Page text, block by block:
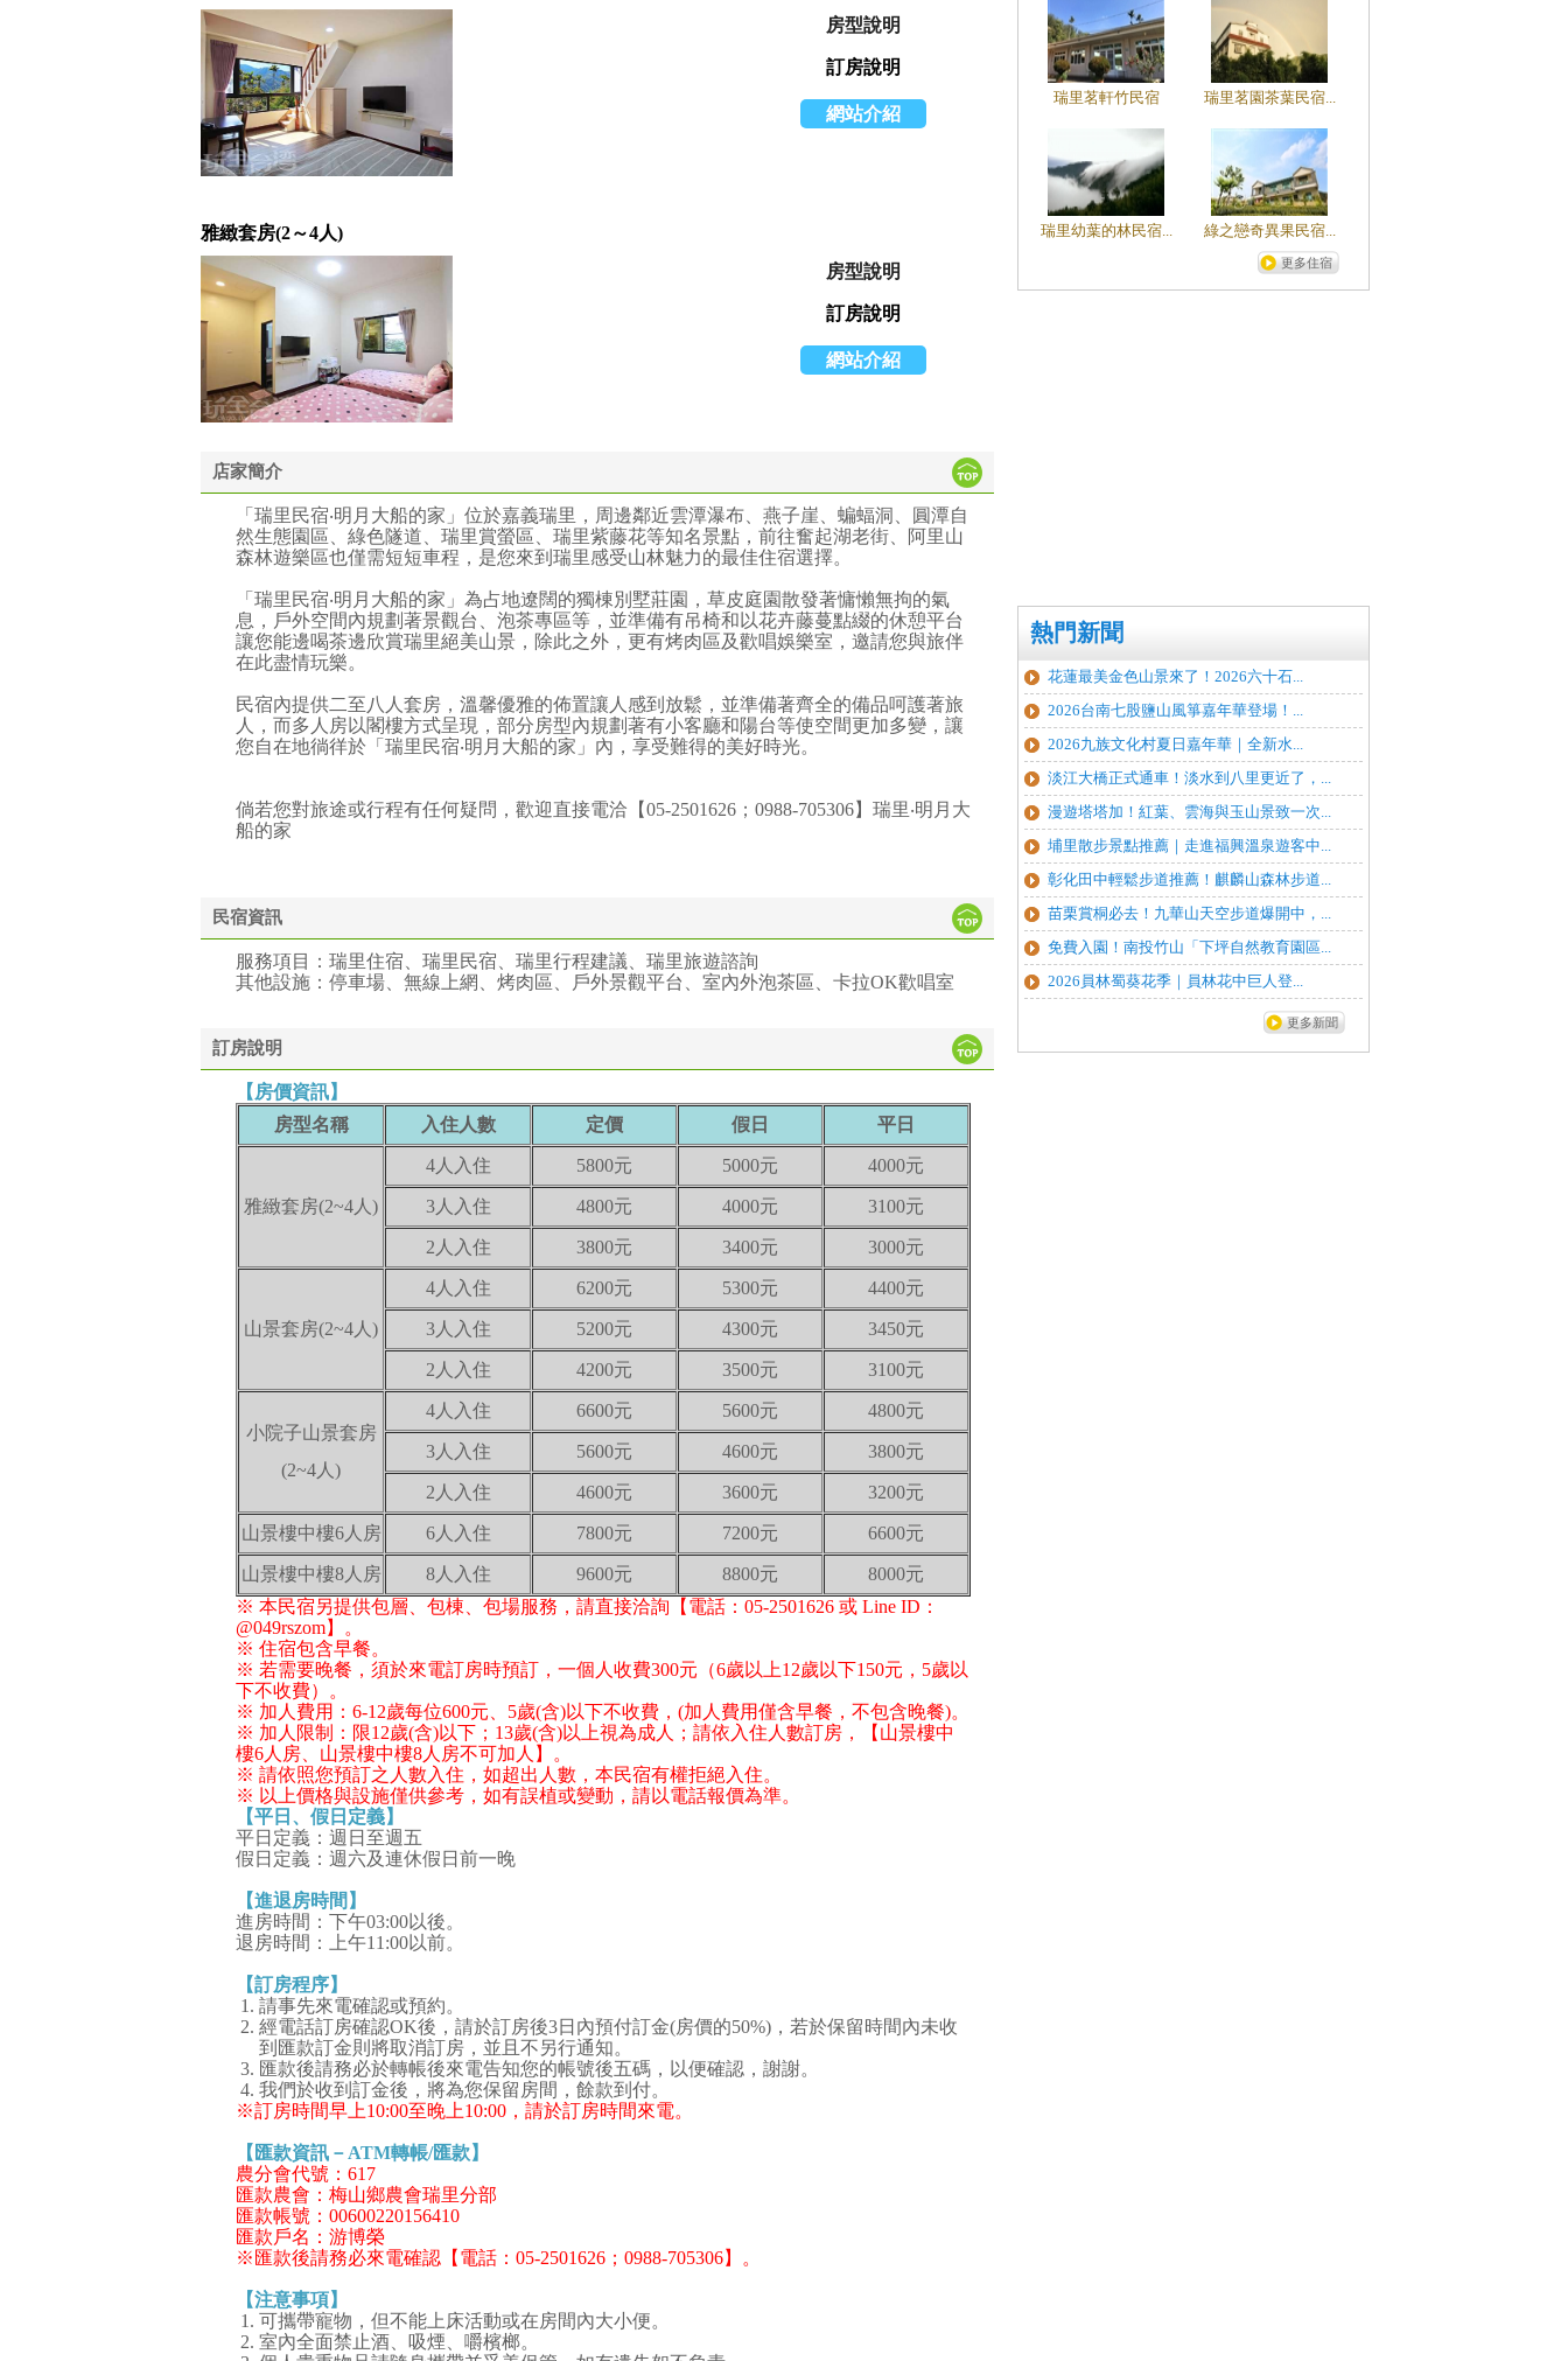
瑞里茗軒竹民宿 瑞里茗園茶葉民宿...
瑞里幼葉的林民宿... 綠之戀奇異果民宿...
更多住宿
熱門新聞
花蓮最美金色山景來了！2026六十石...
2026台南七股鹽山風箏嘉年華登場！...
2026九族文化村夏日嘉年華｜全新水...
淡江大橋正式通車！淡水到八里更近了，...
漫遊塔塔加！紅葉、雲海與玉山景致一次...
埔里散步景點推薦｜走進福興溫泉遊客中...
彰化田中輕鬆步道推薦！麒麟山森林步道...
苗栗賞桐必去！九華山天空步道爆開中，...
免費入園！南投竹山「下坪自然教育園區...
2026員林蜀葵花季｜員林花中巨人登...
更多新聞
房型說明
訂房說明
網站介紹
雅緻套房(2～4人)
房型說明
訂房說明
網站介紹
店家簡介
「瑞里民宿‧明月大船的家」位於嘉義瑞里，周邊鄰近雲潭瀑布、燕子崖、蝙蝠洞、圓潭自
然生態園區、綠色隧道、瑞里賞螢區、瑞里紫藤花等知名景點，前往奮起湖老街、阿里山
森林遊樂區也僅需短短車程，是您來到瑞里感受山林魅力的最佳住宿選擇。
「瑞里民宿‧明月大船的家」為占地遼闊的獨棟別墅莊園，草皮庭園散發著慵懶無拘的氣
息，戶外空間內規劃著景觀台、泡茶專區等，並準備有吊椅和以花卉藤蔓點綴的休憩平台
讓您能邊喝茶邊欣賞瑞里絕美山景，除此之外，更有烤肉區及歡唱娛樂室，邀請您與旅伴
在此盡情玩樂。
民宿內提供二至八人套房，溫馨優雅的佈置讓人感到放鬆，並準備著齊全的備品呵護著旅
人，而多人房以閣樓方式呈現，部分房型內規劃著有小客廳和陽台等使空間更加多變，讓
您自在地徜徉於「瑞里民宿‧明月大船的家」內，享受難得的美好時光。
倘若您對旅途或行程有任何疑問，歡迎直接電洽【05-2501626；0988-705306】瑞里‧明月大
船的家
民宿資訊
服務項目：瑞里住宿、瑞里民宿、瑞里行程建議、瑞里旅遊諮詢
其他設施：停車場、無線上網、烤肉區、戶外景觀平台、室內外泡茶區、卡拉OK歡唱室
訂房說明
【房價資訊】
房型名稱
入住人數 定價 假日 平日
雅緻套房(2~4人)
4人入住 5800元 5000元 4000元
3人入住 4800元 4000元 3100元
2人入住 3800元 3400元 3000元
山景套房(2~4人)
4人入住 6200元 5300元 4400元
3人入住 5200元 4300元 3450元
2人入住 4200元 3500元 3100元
小院子山景套房
(2~4人)
4人入住 6600元 5600元 4800元
3人入住 5600元 4600元 3800元
2人入住 4600元 3600元 3200元
山景樓中樓6人房 6人入住 7800元 7200元 6600元
山景樓中樓8人房 8人入住 9600元 8800元
8000元
※ 本民宿另提供包層、包棟、包場服務，請直接洽詢【電話：05-2501626 或 Line ID：
@049rszom】。
※ 住宿包含早餐。
※ 若需要晚餐，須於來電訂房時預訂，一個人收費300元（6歲以上12歲以下150元，5歲以
下不收費）。
※ 加人費用：6-12歲每位600元、5歲(含)以下不收費，(加人費用僅含早餐，不包含晚餐)。
※ 加人限制：限12歲(含)以下；13歲(含)以上視為成人；請依入住人數訂房，【山景樓中
樓6人房、山景樓中樓8人房不可加人】。
※ 請依照您預訂之人數入住，如超出人數，本民宿有權拒絕入住。
※ 以上價格與設施僅供參考，如有誤植或變動，請以電話報價為準。
【平日、假日定義】
平日定義：週日至週五
假日定義：週六及連休假日前一晚
【進退房時間】
進房時間：下午03:00以後。
退房時間：上午11:00以前。
【訂房程序】
請事先來電確認或預約。
經電話訂房確認OK後，請於訂房後3日內預付訂金(房價的50%)，若於保留時間內未收
到匯款訂金則將取消訂房，並且不另行通知。
匯款後請務必於轉帳後來電告知您的帳號後五碼，以便確認，謝謝。
我們於收到訂金後，將為您保留房間，餘款到付。
※訂房時間早上10:00至晚上10:00，請於訂房時間來電。
【匯款資訊－ATM轉帳/匯款】
農分會代號：617
匯款農會：梅山鄉農會瑞里分部
匯款帳號 ：00600220156410
匯款戶名：游博榮
※匯款後請務必來電確認【電話：05-2501626；0988-705306】。
【注意事項】
可攜帶寵物，但不能上床活動或在房間內大小便。
室內全面禁止酒、吸煙、嚼檳榔。